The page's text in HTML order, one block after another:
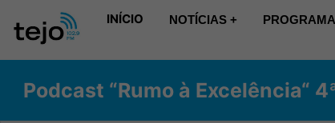
INÍCIO NOTÍCIAS +
Podcast “Rumo à Excelência“